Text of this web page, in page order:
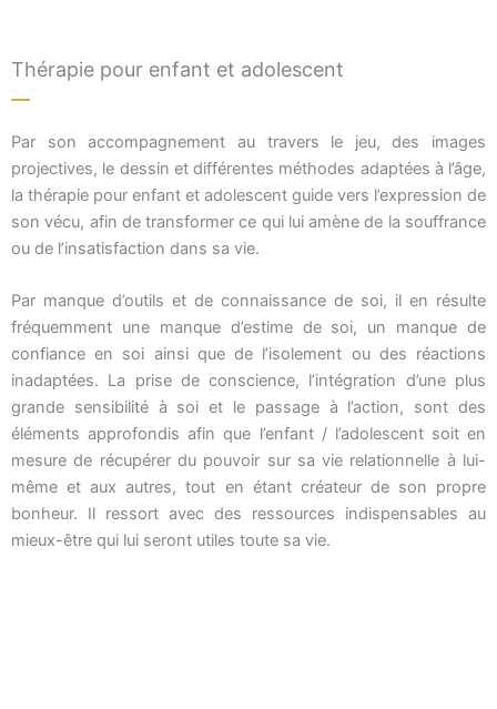
Thérapie pour enfant et adolescent
Par son accompagnement au travers le jeu, des images
projectives, le dessin et différentes méthodes adaptées à l’âge,
la thérapie pour enfant et adolescent guide vers l’expression de
son vécu, afin de transformer ce qui lui amène de la souffrance
ou de l’insatisfaction dans sa vie.
Par manque d’outils et de connaissance de soi, il en résulte
fréquemment une manque d’estime de soi, un manque de
confiance en soi ainsi que de l’isolement ou des réactions
inadaptées. La prise de conscience, l’intégration d’une plus
grande sensibilité à soi et le passage à l’action, sont des
éléments approfondis afin que l’enfant / l’adolescent soit en
mesure de récupérer du pouvoir sur sa vie relationnelle à lui-
même et aux autres, tout en étant créateur de son propre
bonheur. Il ressort avec des ressources indispensables au
mieux-être qui lui seront utiles toute sa vie.